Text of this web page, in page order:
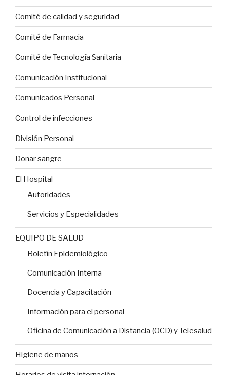
Comité de calidad y seguridad
Comité de Farmacia
Comité de Tecnología Sanitaria
Comunicación Institucional
Comunicados Personal
Control de infecciones
División Personal
Donar sangre
El Hospital
Autoridades
Servicios y Especialidades
EQUIPO DE SALUD
Boletín Epidemiológico
Comunicación Interna
Docencia y Capacitación
Información para el personal
Oficina de Comunicación a Distancia (OCD) y Telesalud
Higiene de manos